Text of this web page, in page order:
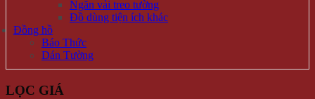
Ngăn vải treo tường
Đồ dùng tiện ích khác
Đồng hồ
Báo Thức
Dán Tường
LỌC GIÁ